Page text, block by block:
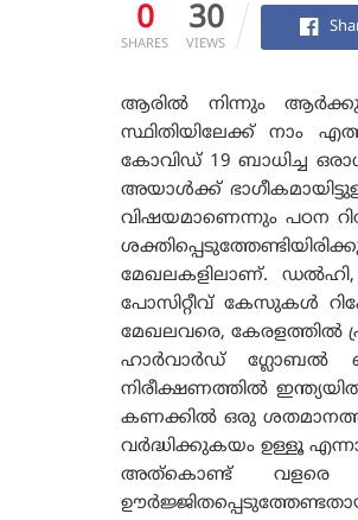
0
SHARES
30
VIEWS
ആരിൽ നിന്നും
സ്ഥിതിയിലേക്ക് നാം
കോവിഡ് 19 ബാധിച്ച
അയാൾക്ക്
വിഷയമാണെന്നും പഠന
മേഖലകളിലാണ്.
പോസിറ്റീവ് കേസുകൾ
മേഖലവരെ, കേരളത്തിൽ
ഹാർവാർഡ് ഗ്ലോബൽ
നിരീക്ഷണത്തിൽ
കണക്കിൽ ഒരു
വർദ്ധിക്കുകയം ഉള്ളൂ
അത്‌കൊണ്ട് വളരെ